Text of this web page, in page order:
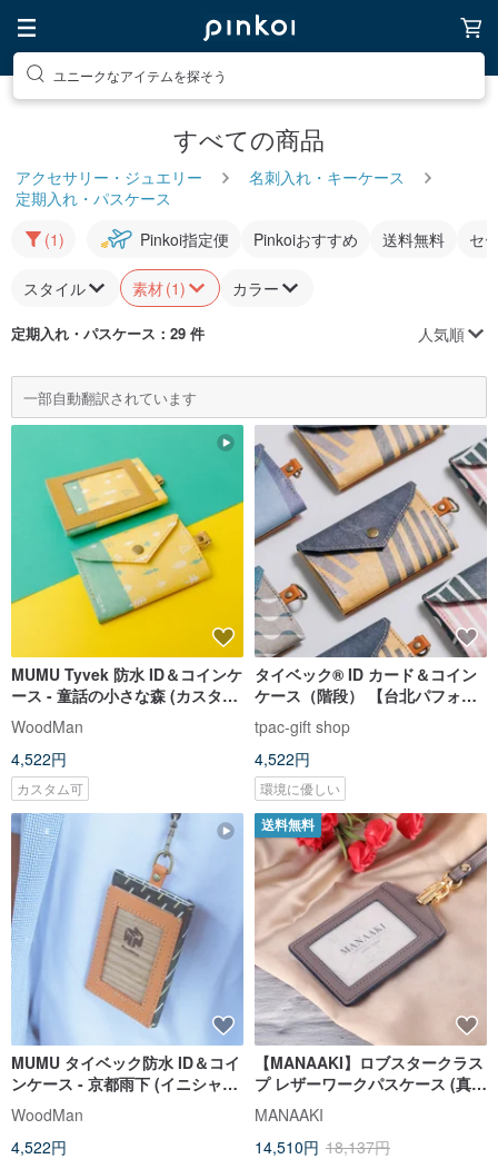
ユニークなアイテムを探そう
すべての商品
アクセサリー・ジュエリー
名刺入れ・キーケース
定期入れ・パスケース
(1)
Pinkoi指定便 Pinkoiおすすめ 送料無料 セ
スタイル 素材(1) カラー
定期入れ・パスケース ：29 件 人気順
一部自動翻訳されています
MUMU Tyvek 防水 ID＆コインケ
ース - 童話の小さな森 (カスタマ
イズされた英字名入れ)
WoodMan
4,522円
カスタム可
タイベック® ID カード＆コイン
ケース（階段） 【台北パフォー
ミングアーツセンター ×
WoodMan コラボレーション】
tpac-gift shop
4,522円
環境に優しい
MUMU タイベック防水 ID＆コイ
ンケース - 京都雨下 (イニシャル
刻印付き)
WoodMan
4,522円
送料無料
【MANAAKI】ロブスタークラス
プ レザーワークパスケース (真っ
直ぐ/水平)(標準バックル/伸縮バ
ックル)
MANAAKI
14,510円 18,137円